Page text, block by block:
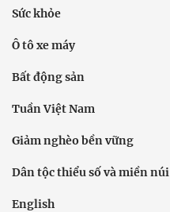
Sức khỏe
Ô tô xe máy
Bất động sản
Tuần Việt Nam
Giảm nghèo bền vững
Dân tộc thiểu số và miền núi
English